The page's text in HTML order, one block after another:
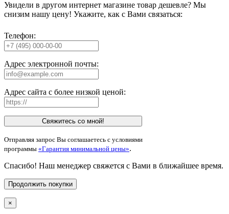
Увидели в другом интернет магазине товар дешевле? Мы
снизим нашу цену! Укажите, как с Вами связаться:
Телефон:
Адрес электронной почты:
Адрес сайта с более низкой ценой:
Свяжитесь со мной!
Отправляя запрос Вы соглашаетесь с условиями
программы «Гарантия минимальной цены».
Спасибо! Наш менеджер свяжется с Вами в ближайшее время.
Продолжить покупки
×